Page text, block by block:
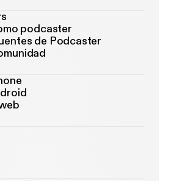
podcaster
de Podcaster